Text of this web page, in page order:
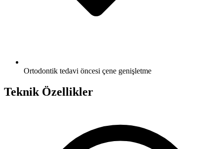
Ortodontik tedavi öncesi çene genişletme
Teknik Özellikler